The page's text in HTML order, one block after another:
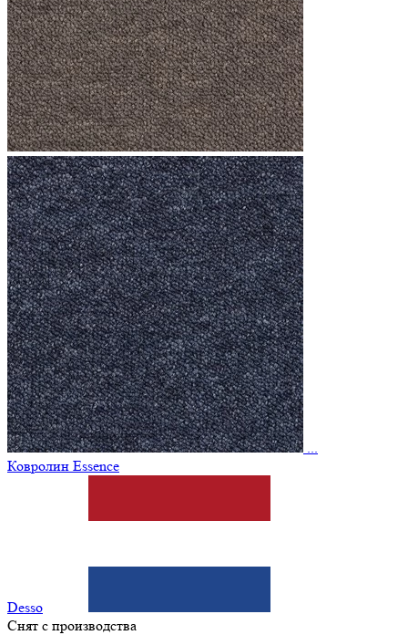
...
Ковролин Essence
Desso
Снят с производства